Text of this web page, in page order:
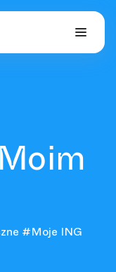
#Moje ING